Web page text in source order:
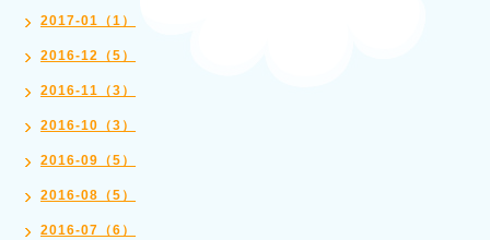
2017-01（1）
2016-12（5）
2016-11（3）
2016-10（3）
2016-09（5）
2016-08（5）
2016-07（6）